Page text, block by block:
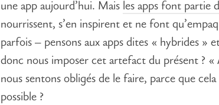
une app aujourd’hui. Mais les apps font partie
nourrissent, s’en inspirent et ne font
parfois – pensons aux apps dites « hybrides »
donc nous imposer cet artefact du présent ? «
nous sentons obligés de le faire, parce que
possible ?